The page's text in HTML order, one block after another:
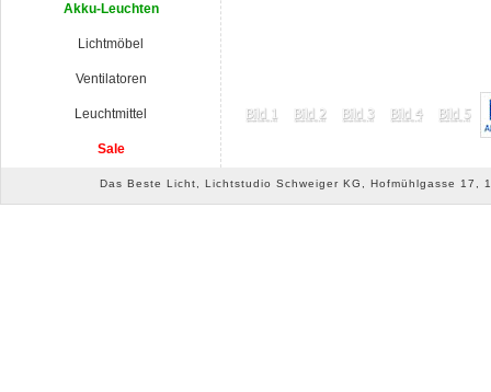
Akku-Leuchten
Lichtmöbel
Ventilatoren
Leuchtmittel
Sale
Das Beste Licht, Lichtstudio Schweiger KG, Hofmühlgasse